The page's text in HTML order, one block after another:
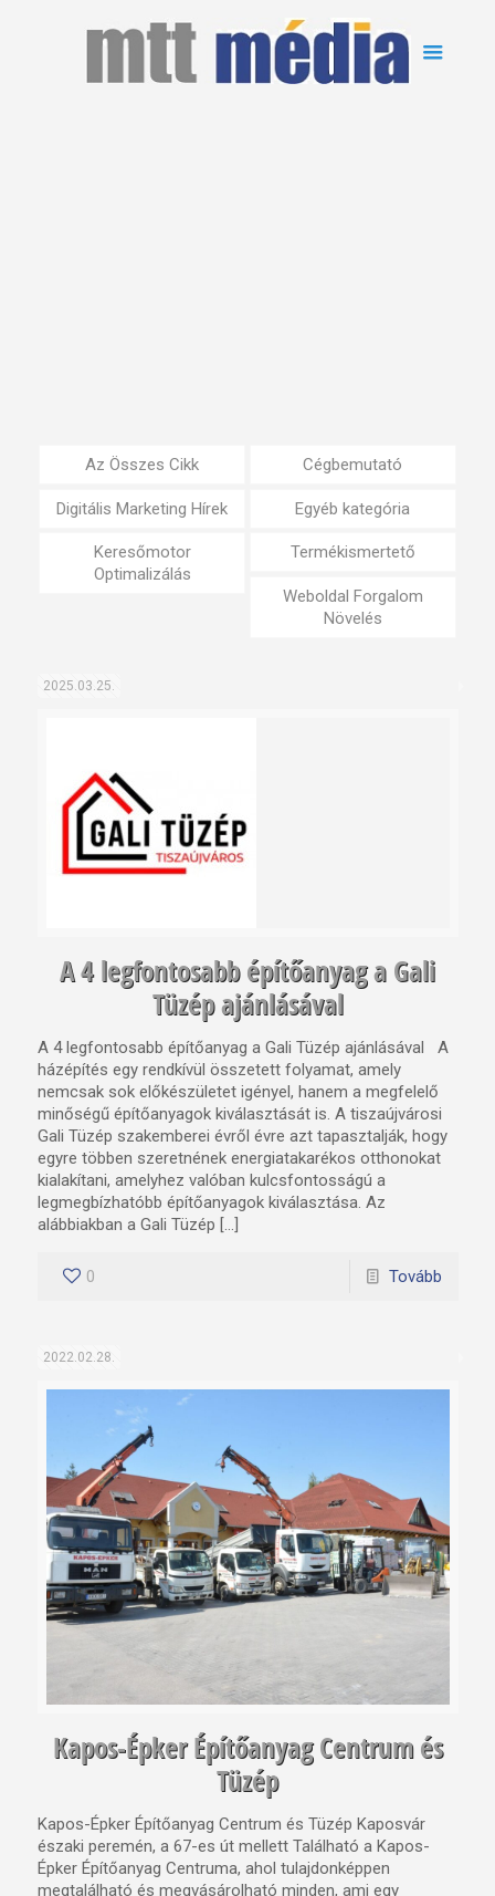
Az Összes Cikk Cégbemutató
Digitális Marketing Hírek Egyéb kategória
Keresőmotor
Optimalizálás
Termékismertető
Weboldal Forgalom
Növelés
2025.03.25.
A 4 legfontosabb építőanyag a Gali
Tüzép ajánlásával
A 4 legfontosabb építőanyag a Gali Tüzép ajánlásával A
házépítés egy rendkívül összetett folyamat, amely
nemcsak sok előkészületet igényel, hanem a megfelelő
minőségű építőanyagok kiválasztását is. A tiszaújvárosi
Gali Tüzép szakemberei évről évre azt tapasztalják, hogy
egyre többen szeretnének energiatakarékos otthonokat
kialakítani, amelyhez valóban kulcsfontosságú a
legmegbízhatóbb építőanyagok kiválasztása. Az
alábbiakban a Gali Tüzép […]
0 Tovább
2022.02.28.
Kapos-Épker Építőanyag Centrum és
Tüzép
Kapos-Épker Építőanyag Centrum és Tüzép Kaposvár
északi peremén, a 67-es út mellett Található a Kapos-
Épker Építőanyag Centruma, ahol tulajdonképpen
megtalálható és megvásárolható minden, ami egy